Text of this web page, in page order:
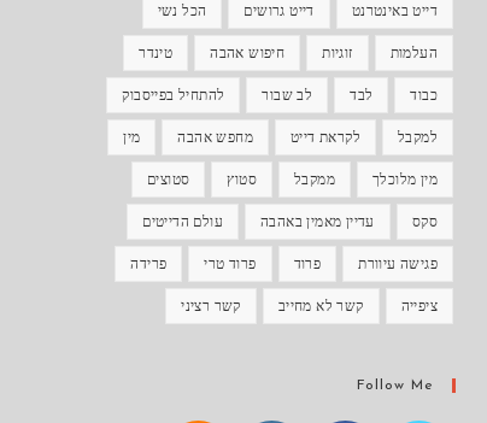
דייט באינטרנט דייט גרושים הכל נשי
העלמות זוגיות חיפוש אהבה טינדר
כבוד לבד לב שבור להתחיל בפייסבוק
למקבל לקראת דייט מחפש אהבה מין
מין מלוכלך ממקבל סטוץ סטוצים
סקס עדיין מאמין באהבה עולם הדייטים
פגישה עיוורת פרוד פרוד טרי פרידה
ציפייה קשר לא מחייב קשר רציני
Follow Me